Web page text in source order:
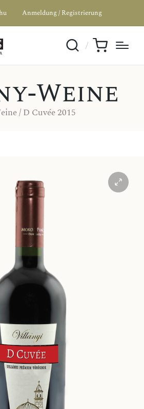
Anmeldung / Registrierung
Weine
/ D Cuvée 2015